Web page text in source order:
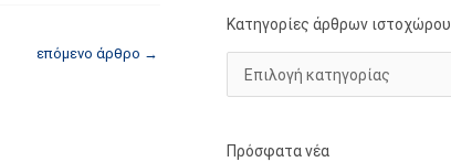
επόμενο άρθρο →
ρ
ι
α
Κατηγορίες άρθρων ιστοχώρου
γ
ο
εΠρόσφατα νέα